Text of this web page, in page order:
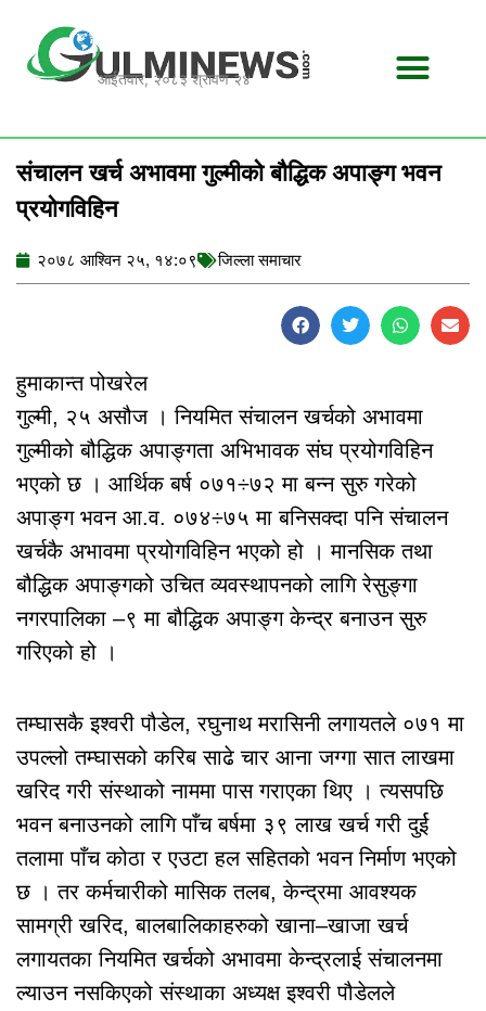
content
आईतवार, २०८३ श्रावण २४
संचालन खर्च अभावमा गुल्मीको बौद्धिक अपाङ्ग भवन
प्रयोगविहिन
२०७८ आश्विन २५, १४:०९ जिल्ला समाचार
हुमाकान्त पोखरेल
गुल्मी, २५ असौज । नियमित संचालन खर्चको अभावमा
गुल्मीको बौद्धिक अपाङ्गता अभिभावक संघ प्रयोगविहिन
भएको छ । आर्थिक बर्ष ०७१÷७२ मा बन्न सुरु गरेको
अपाङ्ग भवन आ.व. ०७४÷७५ मा बनिसक्दा पनि संचालन
खर्चकै अभावमा प्रयोगविहिन भएको हो । मानसिक तथा
बौद्धिक अपाङ्गको उचित व्यवस्थापनको लागि रेसुङ्गा
नगरपालिका –९ मा बौद्धिक अपाङ्ग केन्द्र बनाउन सुरु
गरिएको हो ।
तम्घासकै इश्वरी पौडेल, रघुनाथ मरासिनी लगायतले ०७१ मा
उपल्लो तम्घासको करिब साढे चार आना जग्गा सात लाखमा
खरिद गरी संस्थाको नाममा पास गराएका थिए । त्यसपछि
भवन बनाउनको लागि पाँच बर्षमा ३९ लाख खर्च गरी दुर्ई
तलामा पाँच कोठा र एउटा हल सहितको भवन निर्माण भएको
छ । तर कर्मचारीको मासिक तलब, केन्द्रमा आवश्यक
सामग्री खरिद, बालबालिकाहरुको खाना–खाजा खर्च
लगायतका नियमित खर्चको अभावमा केन्द्रलाई संचालनमा
ल्याउन नसकिएको संस्थाका अध्यक्ष इश्वरी पौडेलले